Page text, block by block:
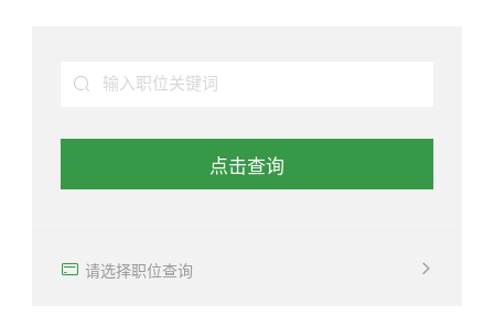
输入职位关键词
点击查询
请选择职位查询
确定